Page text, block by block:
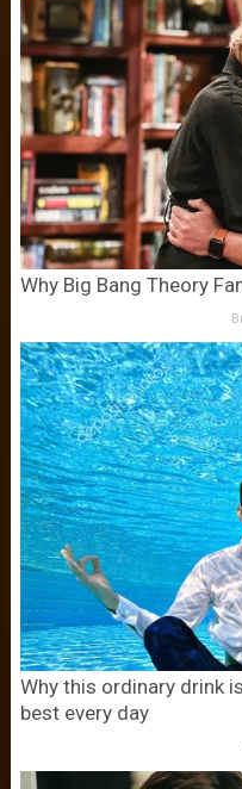
Why Big Bang Theory
Why this ordinary drink
best every day